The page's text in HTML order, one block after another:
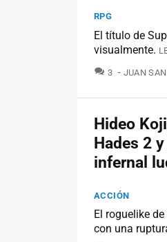
RPG
El título de
visualmente.
3 JUAN
Hideo
Hades 2
infernal
ACCIÓN
El roguelike
con una